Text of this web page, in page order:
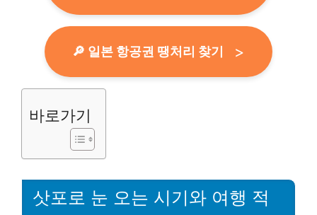
🔎 일본 항공권 땡처리 찾기
바로가기
삿포로 눈 오는 시기와 여행 적